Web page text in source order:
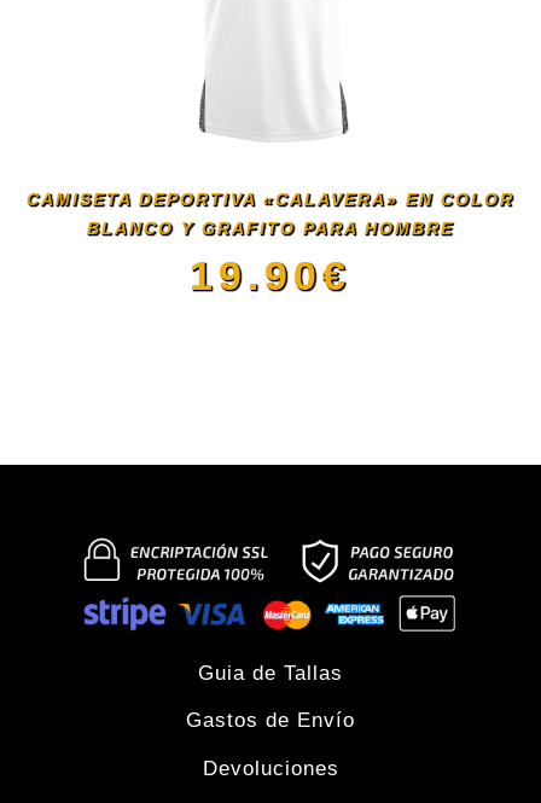
opciones
se
pueden
la
página
de
producto
CAMISETA DEPORTIVA «CALAVERA» EN COLOR
BLANCO Y GRAFITO PARA HOMBRE
19.90€
múltiples
variantes.
Las
opciones
Guia de Tallas
Gastos de Envío
Devoluciones